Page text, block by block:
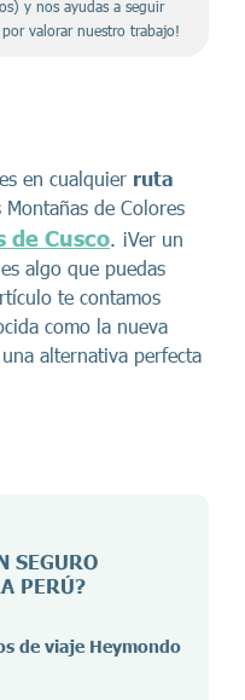
y nos ayudas a seguir
valorar nuestro trabajo!
en cualquier ruta
de Colores
de Cusco. ¡Ver un
algo que puedas
te contamos
como la nueva
alternativa perfecta
SEGURO
PERÚ?
de viaje Heymondo